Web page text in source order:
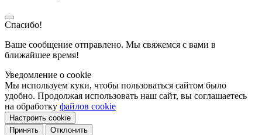
Спасибо!
Ваше сообщение отправлено. Мы свяжемся с вами в
ближайшее время!
Уведомление о cookie
Мы используем куки, чтобы пользоваться сайтом было
удобно. Продолжая использовать наш сайт, вы соглашаетесь
на обработку файлов cookie
Настроить cookie
Принять
Отклонить